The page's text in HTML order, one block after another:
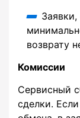
возврату
Комиссии
Сервисный
сделки.